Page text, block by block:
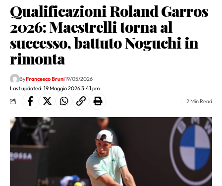
Qualificazioni Roland Garros
2026: Maestrelli torna al
successo, battuto Noguchi in
rimonta
Last updated: 19 Maggio 2026 3:41 pm
ByFrancesco Bruni19/05/2026
2 Min Read